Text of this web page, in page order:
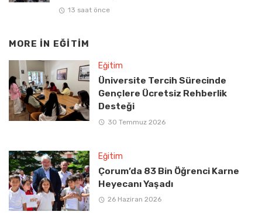
13 saat önce
MORE IN EĞITIM
Eğitim
Üniversite Tercih Sürecinde
Gençlere Ücretsiz Rehberlik
Desteği
30 Temmuz 2026
Eğitim
Çorum’da 83 Bin Öğrenci Karne
Heyecanı Yaşadı
26 Haziran 2026